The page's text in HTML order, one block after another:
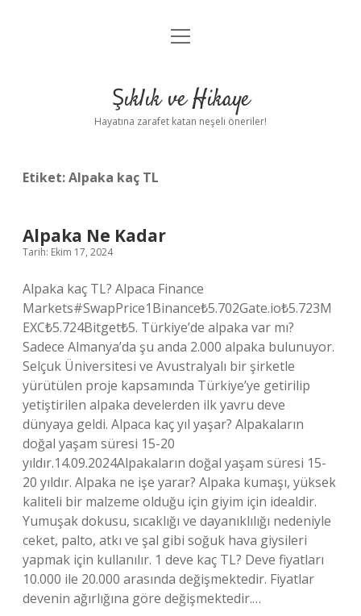
Anasayfa
Yasal Uyarı
menüyü
Şıklık ve Hikaye
Hayatına zarafet katan neşeli öneriler!
Etiket:Alpaka kaç TL
Alpaka Ne Kadar
Tarih: Ekim 17, 2024
Alpaka kaç TL? Alpaca Finance
Markets#SwapPrice1Binance₺5.702Gate.io₺5.723M
EXC₺5.724Bitget₺5. Türkiye’de alpaka var mı?
Sadece Almanya’da şu anda 2.000 alpaka bulunuyor.
Selçuk Üniversitesi ve Avustralyalı bir şirketle
yürütülen proje kapsamında Türkiye’ye getirilip
yetiştirilen alpaka develerden ilk yavru deve
dünyaya geldi. Alpaca kaç yıl yaşar? Alpakaların
doğal yaşam süresi 15-20
yıldır.14.09.2024Alpakaların doğal yaşam süresi 15-
20 yıldır. Alpaka ne işe yarar? Alpaka kumaşı, yüksek
kaliteli bir malzeme olduğu için giyim için idealdir.
Yumuşak dokusu, sıcaklığı ve dayanıklılığı nedeniyle
ceket, palto, atkı ve şal gibi soğuk hava giysileri
yapmak için kullanılır. 1 deve kaç TL? Deve fiyatları
10.000 ile 20.000 arasında değişmektedir. Fiyatlar
devenin ağırlığına göre değişmektedir.…